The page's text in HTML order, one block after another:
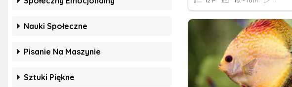
Nauki Społeczne
Pisanie Na Maszynie
Sztuki Piękne